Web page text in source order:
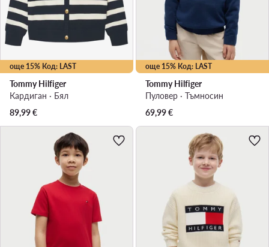
още 15% Код: LAST
Tommy Hilfiger
Кардиган · Бял
89,99€
още 15% Код: LAST
Tommy Hilfiger
Пуловер · Тъмносин
69,99€